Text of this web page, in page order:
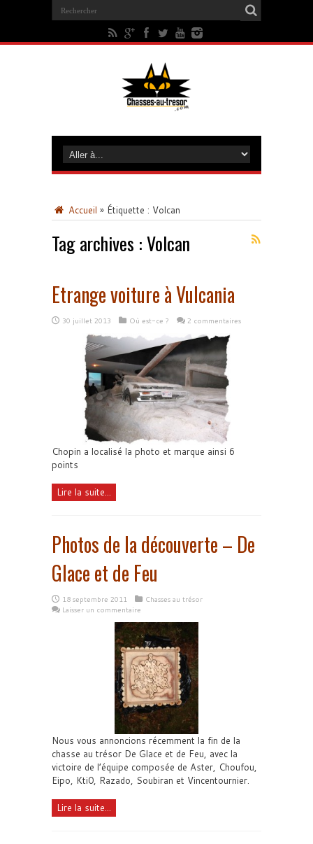
Accueil » Étiquette : Volcan
Tag archives :Volcan
Etrange voiture à Vulcania
30 juillet 2013 Où est-ce ? 2 commentaires
Chopin a localisé la photo et marque ainsi 6
points
Lire la suite...
Photos de la découverte – De
Glace et de Feu
18 septembre 2011
Chasses au trésor
Laisser un commentaire
Nous vous annoncions récemment la fin de la
chasse au trésor De Glace et de Feu, avec la
victoire de l’équipe composée de Aster, Choufou,
Eipo, Kti0, Razado, Soubiran et Vincentournier.
Lire la suite...